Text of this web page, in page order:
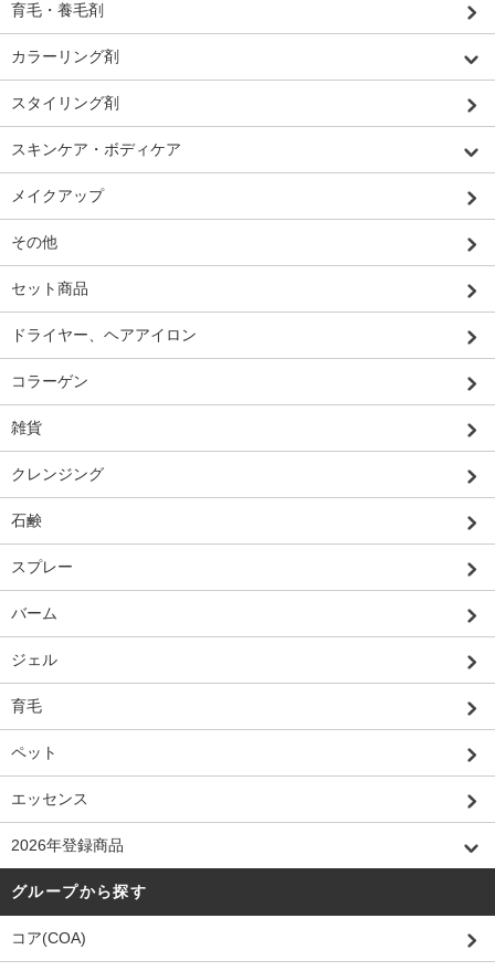
育毛・養毛剤
カラーリング剤
スタイリング剤
スキンケア・ボディケア
メイクアップ
その他
セット商品
ドライヤー、ヘアアイロン
コラーゲン
雑貨
クレンジング
石鹸
スプレー
バーム
ジェル
育毛
ペット
エッセンス
2026年登録商品
グループから探す
コア(COA)